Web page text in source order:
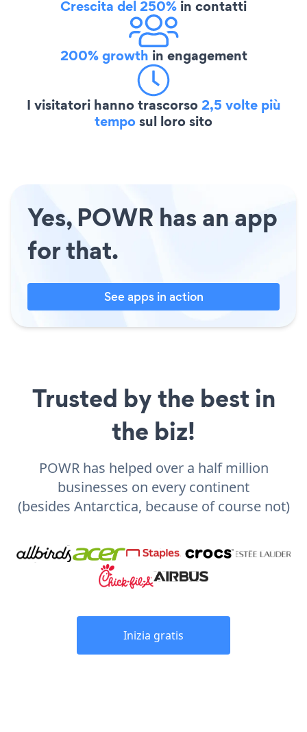
Crescita del 250% in contatti
200% growth in engagement
I visitatori hanno trascorso2,5 volte più
temposul loro sito
Yes, POWR has an app
for that.
See apps in action
Trusted by the best in
the biz!
POWR has helped over a half million
businesses on every continent
(besides Antarctica, because of course not)
Inizia gratis